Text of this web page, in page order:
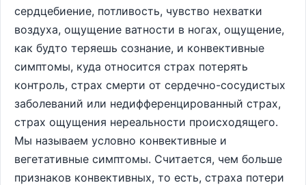
сердцебиение, потливость, чувство нехватки
воздуха, ощущение ватности в ногах, ощущение,
как будто теряешь сознание, и конвективные
симптомы, куда относится страх потерять
контроль, страх смерти от сердечно-сосудистых
заболеваний или недифференцированный страх,
страх ощущения нереальности происходящего.
Мы называем условно конвективные и
вегетативные симптомы. Считается, чем больше
признаков конвективных, то есть, страха потери